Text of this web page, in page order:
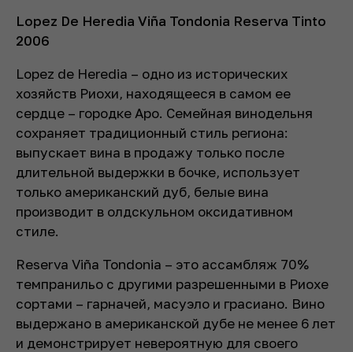
Lopez De Heredia Viña Tondonia Reserva Tinto
2006
Lopez de Heredia – одно из исторических
хозяйств Риохи, находящееся в самом ее
сердце – городке Аро. Семейная винодельня
сохраняет традиционный стиль региона:
выпускает вина в продажу только после
длительной выдержки в бочке, использует
только американский дуб, белые вина
производит в олдскульном оксидативном
стиле.
Reserva Viña Tondonia – это ассамбляж 70%
темпранильо с другими разрешенными в Риохе
сортами – гарначей, масуэло и грасиано. Вино
выдержано в американской дубе не менее 6 лет
и демонстрирует невероятную для своего